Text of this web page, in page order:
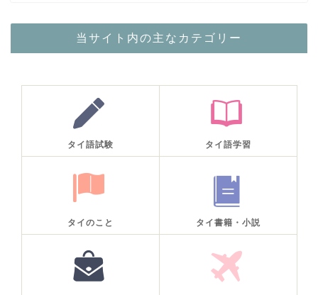
当サイト内の主なカテゴリー
タイ語試験 タイ語学習
タイのこと タイ書籍・小説